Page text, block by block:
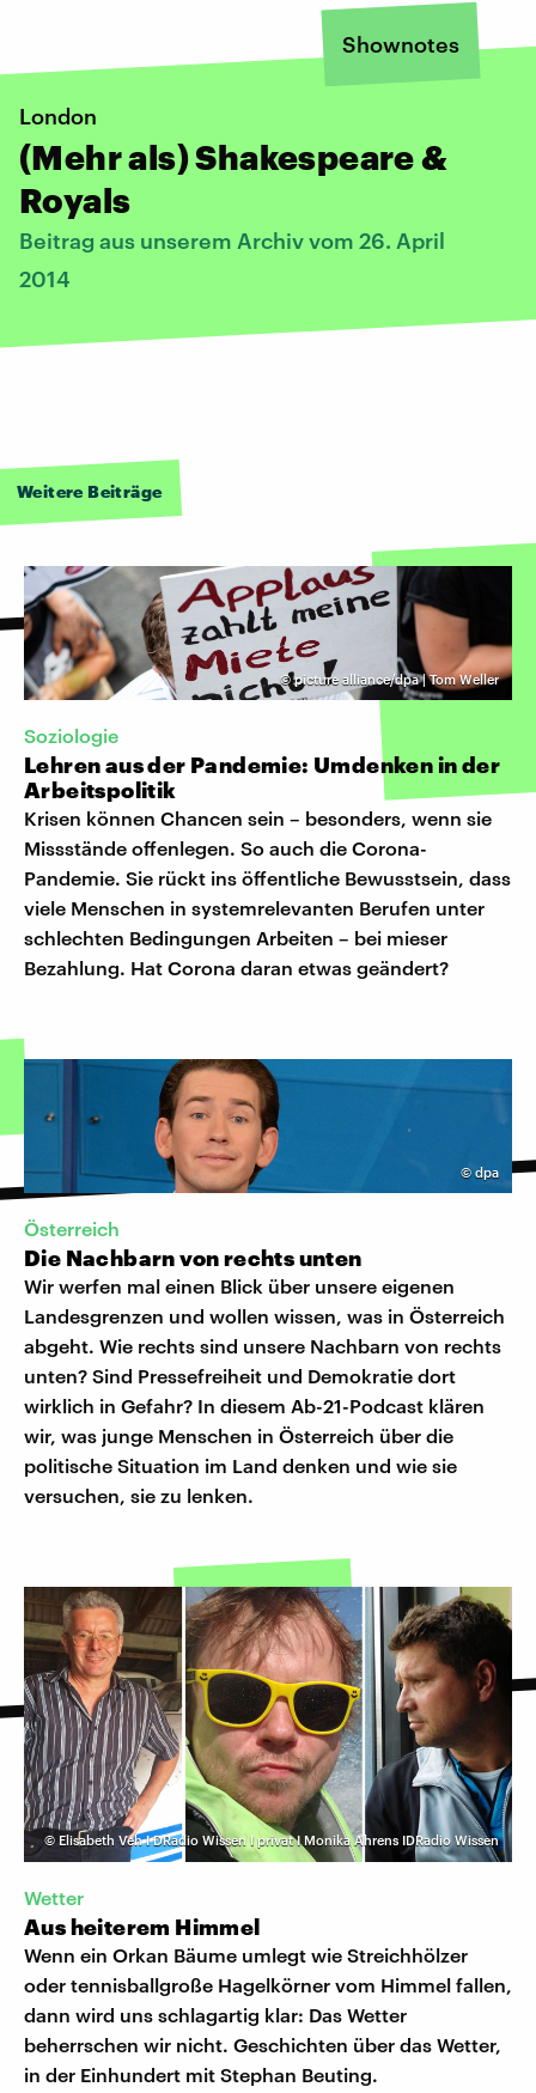
Shownotes
London
(Mehr als) Shakespeare &
Royals
Beitrag aus unserem Archiv vom 26. April
2014
Weitere Beiträge
©picture alliance/dpa | Tom Weller
Soziologie
Lehren aus der Pandemie: Umdenken in der
Arbeitspolitik
Krisen können Chancen sein – besonders, wenn sie
Missstände offenlegen. So auch die Corona-
Pandemie. Sie rückt ins öffentliche Bewusstsein, dass
viele Menschen in systemrelevanten Berufen unter
schlechten Bedingungen Arbeiten – bei mieser
Bezahlung. Hat Corona daran etwas geändert?
© dpa
Österreich
Die Nachbarn von rechts unten
Wir werfen mal einen Blick über unsere eigenen
Landesgrenzen und wollen wissen, was in Österreich
abgeht. Wie rechts sind unsere Nachbarn von rechts
unten? Sind Pressefreiheit und Demokratie dort
wirklich in Gefahr? In diesem Ab-21-Podcast klären
wir, was junge Menschen in Österreich über die
politische Situation im Land denken und wie sie
versuchen, sie zu lenken.
© Elisabeth Veh I DRadio Wissen I privat I Monika Ahrens IDRadio Wissen
Wetter
Aus heiterem Himmel
Wenn ein Orkan Bäume umlegt wie Streichhölzer
oder tennisballgroße Hagelkörner vom Himmel fallen,
dann wird uns schlagartig klar: Das Wetter
beherrschen wir nicht. Geschichten über das Wetter,
in der Einhundert mit Stephan Beuting.